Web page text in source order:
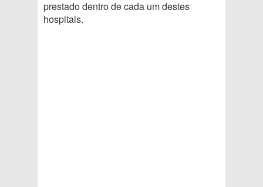
prestado dentro de cada um destes
hospitais.